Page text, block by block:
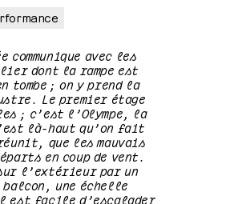
communique avec les
dont la rampe est
tombe ; on y prend la
Le premier étage
; c’est l’Olympe, la
là-haut qu’on fait
que les mauvais
en coup de vent.
sur l’extérieur par un
une échelle
est facile d’escalader